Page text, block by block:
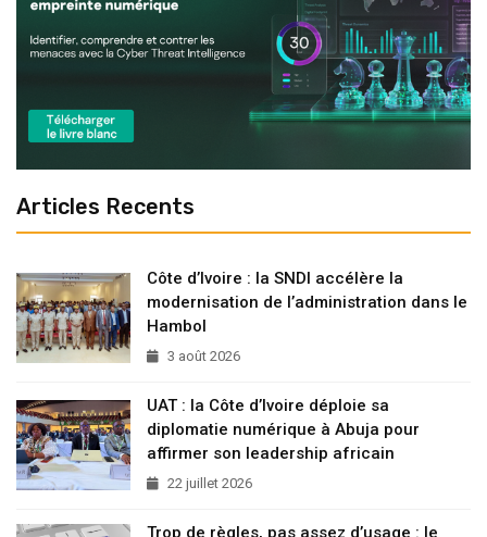
Articles Recents
Côte d’Ivoire : la SNDI accélère la
modernisation de l’administration dans le
Hambol
3 août 2026
UAT : la Côte d’Ivoire déploie sa
diplomatie numérique à Abuja pour
affirmer son leadership africain
22 juillet 2026
Trop de règles, pas assez d’usage : le